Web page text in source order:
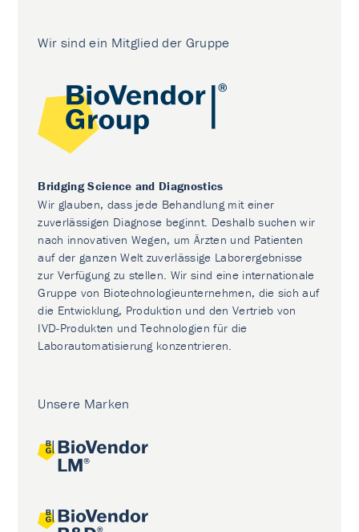
Wir sind ein Mitglied der Gruppe
Bridging Science and Diagnostics
Wir glauben, dass jede Behandlung mit einer
zuverlässigen Diagnose beginnt. Deshalb suchen wir
nach innovativen Wegen, um Ärzten und Patienten
auf der ganzen Welt zuverlässige Laborergebnisse
zur Verfügung zu stellen. Wir sind eine internationale
Gruppe von Biotechnologieunternehmen, die sich auf
die Entwicklung, Produktion und den Vertrieb von
IVD-Produkten und Technologien für die
Laborautomatisierung konzentrieren.
Unsere Marken